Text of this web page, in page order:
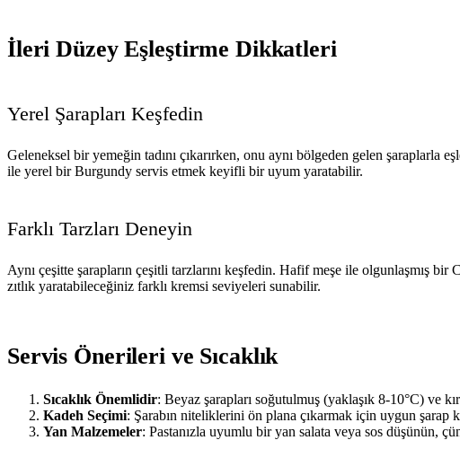
İleri Düzey Eşleştirme Dikkatleri
Yerel Şarapları Keşfedin
Geleneksel bir yemeğin tadını çıkarırken, onu aynı bölgeden gelen
ile yerel bir Burgundy servis etmek keyifli bir uyum yaratabilir.
Farklı Tarzları Deneyin
Aynı çeşitte şarapların çeşitli tarzlarını keşfedin. Hafif meşe ile olgunlaşmış
zıtlık yaratabileceğiniz farklı kremsi seviyeleri sunabilir.
Servis Önerileri ve Sıcaklık
Sıcaklık Önemlidir: Beyaz şarapları soğutulmuş (yaklaşık 8-10°C) ve
Kadeh Seçimi: Şarabın niteliklerini ön plana çıkarmak için uygun şarap
Yan Malzemeler: Pastanızla uyumlu bir yan salata veya sos düşünün,